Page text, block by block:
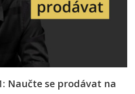
Naučte se prodávat na